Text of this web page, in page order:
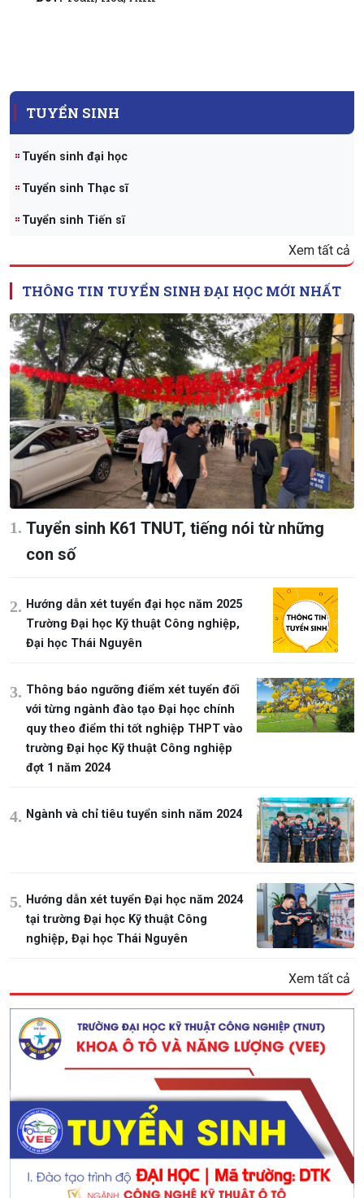
TUYỂN SINH
Tuyển sinh đại học
Tuyển sinh Thạc sĩ
Tuyển sinh Tiến sĩ
Xem tất cả
THÔNG TIN TUYỂN SINH ĐẠI HỌC MỚI NHẤT
Tuyển sinh K61 TNUT, tiếng nói từ những
con số
Hướng dẫn xét tuyển đại học năm 2025
Trường Đại học Kỹ thuật Công nghiệp,
Đại học Thái Nguyên
Thông báo ngưỡng điểm xét tuyển đối
với từng ngành đào tạo Đại học chính
quy theo điểm thi tốt nghiệp THPT vào
trường Đại học Kỹ thuật Công nghiệp
đợt 1 năm 2024
Ngành và chỉ tiêu tuyển sinh năm 2024
Hướng dẫn xét tuyển Đại học năm 2024
tại trường Đại học Kỹ thuật Công
nghiệp, Đại học Thái Nguyên
Xem tất cả